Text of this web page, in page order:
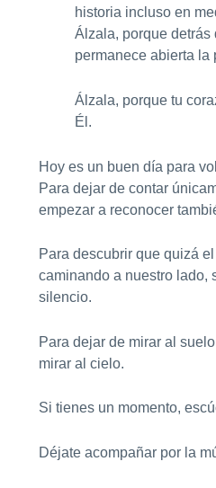
historia incluso en
Álzala, porque detrás
permanece abierta la
Álzala, porque tu
Él.
Hoy es un buen día para
Para dejar de contar
empezar a reconocer
Para descubrir que quizá
caminando a nuestro lado,
silencio.
Para dejar de mirar al
mirar al cielo.
Si tienes un momento,
Déjate acompañar por la